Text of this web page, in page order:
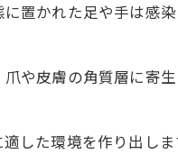
置かれた足や手は感
や皮膚の角質層に寄
した環境を作り出しま